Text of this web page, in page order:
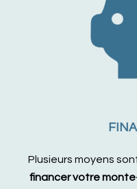
Plusieurs moyens
financer votre